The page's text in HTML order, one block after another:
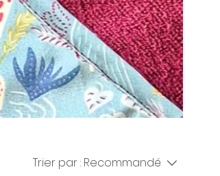
Trier par : Recommandé